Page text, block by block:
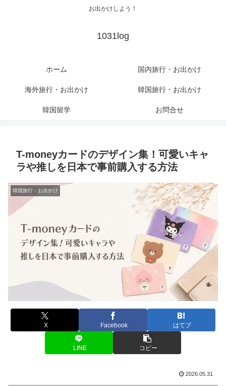
お出かけしよう！
1031log
ホーム 国内旅行・お出かけ
海外旅行・お出かけ 韓国旅行・お出かけ
韓国留学 お問合せ
T-moneyカードのデザイン集！可愛いキャ
ラや推しを日本で事前購入する方法
韓国旅行・お出かけ
X Facebook はてブ
LINE コピー
2026.05.31